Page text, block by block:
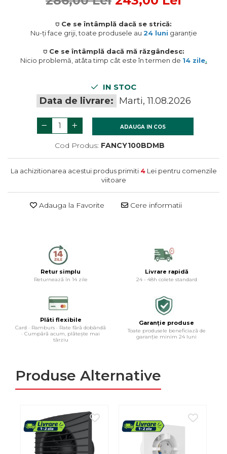
Oglinzi baie
Accesorii baie
Accesorii cada
Accesorii lavoare
Cosuri de rufe
Suporturi si accesorii de baie
Gratare si accesorii
Gratare de gradina
⛉ Ce se întâmplă dacă se strică:
Nu-ți face griji, toate produsele au 24 luni garanție
⛉ Ce se întâmplă dacă mă răzgândesc:
Nicio problemă, atâta timp cât este în termen de 14 zile.
IN STOC
Data de livrare: Marti, 11.08.2026
ADAUGA IN COS
Cod Produs: FANCY100BDMB
La achizitionarea acestui produs primiti 4Lei pentru comenzile
viitoare
Adauga la Favorite Cere informatii
Retur simplu
Returnează în 14 zile
Livrare rapidă
24 - 48h colete standard
Plăti flexibile
Card · Ramburs · Rate fără dobândă
· Cumpără acum, plătește mai
târziu
Garanție produse
Toate produsele beneficiază de
garanție minim 24 luni
Produse Alternative